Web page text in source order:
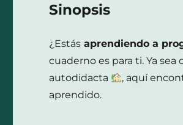
Sinopsis
¿Estás aprendiendo a
cuaderno es para ti. Ya
autodidacta
, aquí
aprendido.